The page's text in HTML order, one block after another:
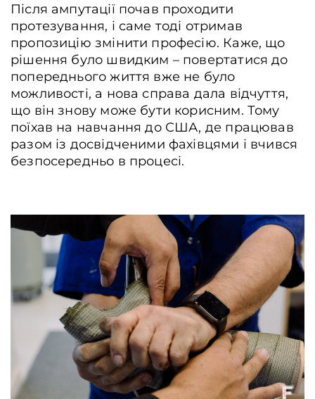
Після ампутації почав проходити
протезування, і саме тоді отримав
пропозицію змінити професію. Каже, що
рішення було швидким – повертатися до
попереднього життя вже не було
можливості, а нова справа дала відчуття,
що він знову може бути корисним. Тому
поїхав на навчання до США, де працював
разом із досвідченими фахівцями і вчився
безпосередньо в процесі.